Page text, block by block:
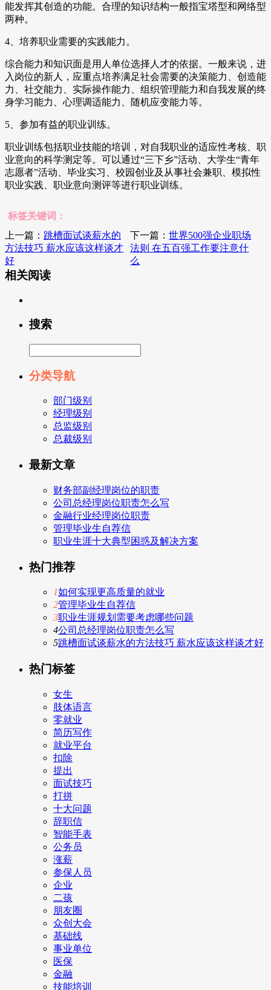
能发挥其创造的功能。合理的知识结构一般指宝塔型和网络型
两种。
4、培养职业需要的实践能力。
综合能力和知识面是用人单位选择人才的依据。一般来说，进
入岗位的新人，应重点培养满足社会需要的决策能力、创造能
力、社交能力、实际操作能力、组织管理能力和自我发展的终
身学习能力、心理调适能力、随机应变能力等。
5、参加有益的职业训练。
职业训练包括职业技能的培训，对自我职业的适应性考核、职
业意向的科学测定等。可以通过“三下乡”活动、大学生“青年
志愿者”活动、毕业实习、校园创业及从事社会兼职、模拟性
职业实践、职业意向测评等进行职业训练。
标签关键词：
上一篇： 跳槽面试谈薪水的
方法技巧 薪水应该这样谈才
好
下一篇：世界500强企业职场
法则 在五百强工作要注意什
么
相关阅读
搜索
分类导航
部门级别
经理级别
总监级别
总裁级别
最新文章
财务部副经理岗位的职责
公司总经理岗位职责怎么写
金融行业经理岗位职责
管理毕业生自荐信
职业生涯十大典型困惑及解决方案
热门推荐
1如何实现更高质量的就业
2管理毕业生自荐信
3职业生涯规划需要考虑哪些问题
4公司总经理岗位职责怎么写
5跳槽面试谈薪水的方法技巧 薪水应该这样谈才好
热门标签
女生
肢体语言
零就业
简历写作
就业平台
扣除
提出
面试技巧
打拼
十大问题
辞职信
智能手表
公务员
涨薪
参保人员
企业
二孩
朋友圈
众创大会
基础线
事业单位
医保
金融
技能培训